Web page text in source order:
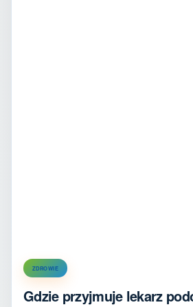
ZDROWIE
Gdzie przyjmuje lekarz